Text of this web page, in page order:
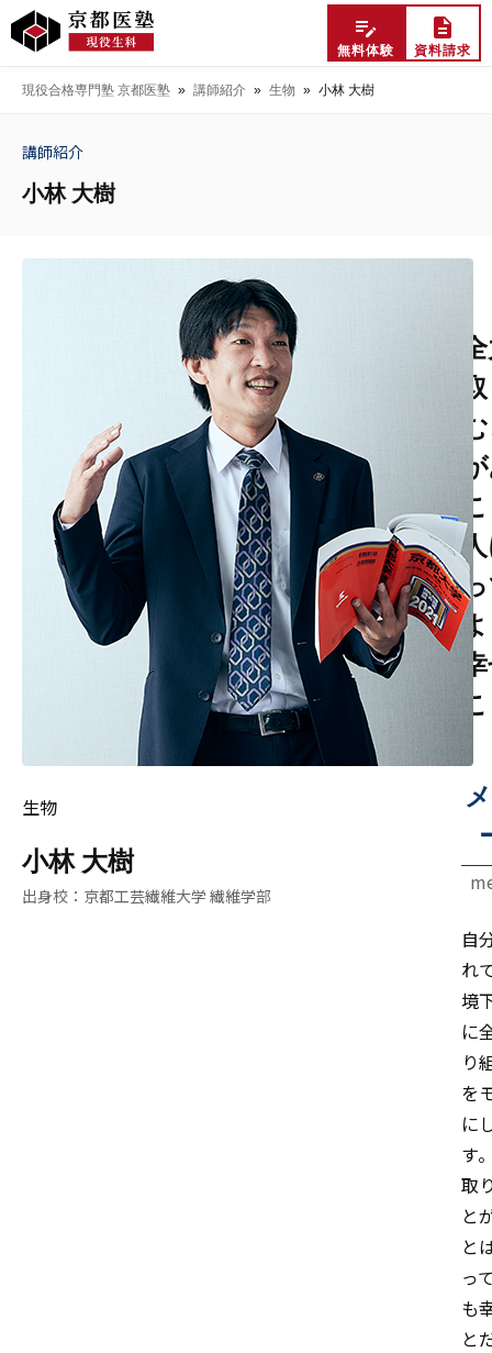
無料体験 資料請求
現役合格専門塾 京都医塾 » 講師紹介 » 生物 » 小林 大樹
講師紹介
小林 大樹
生物
小林 大樹
京都工芸繊維大学 繊維学部
自
れ
境
に
り
を
に
す
取
と
と
っ
も
と